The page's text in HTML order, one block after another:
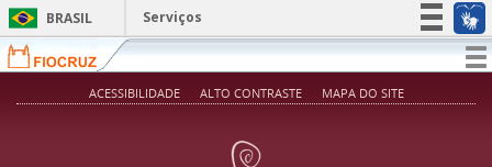
Pular para o conteúdo principal
BRASIL
Serviços
Simplifique!
Participe
ACESSIBILIDADE ALTO CONTRASTE MAPA DO SITE